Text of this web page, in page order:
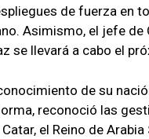
de fuerza en
Asimismo, el jefe
se llevará a cabo el
de su
reconoció las
el Reino de Arabia